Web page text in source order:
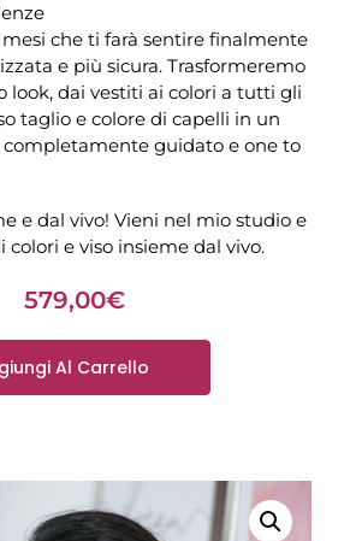
che ti farà sentire finalmente
e più sicura. Trasformeremo
look, dai vestiti ai colori a tutti gli
taglio e colore di capelli in un
completamente guidato e one to
e dal vivo! Vieni nel mio studio e
colori e viso insieme dal vivo.
579,00€
Al Carrello